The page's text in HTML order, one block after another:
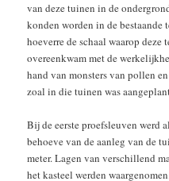
van deze tuinen in de
konden worden in de bestaande
hoeverre de schaal waarop deze
overeenkwam met de
hand van monsters van pollen
zoal in die tuinen was
Bij de eerste proefsleuven werd
behoeve van de aanleg van de
meter. Lagen van verschillend
het kasteel werden